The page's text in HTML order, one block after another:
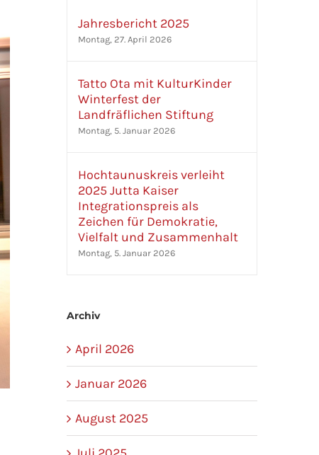
Jahresbericht 2025
Montag, 27. April 2026
Tatto Ota mit KulturKinder
Winterfest der
Landfräflichen Stiftung
Montag, 5. Januar 2026
Hochtaunuskreis verleiht
2025 Jutta Kaiser
Integrationspreis als
Zeichen für Demokratie,
Vielfalt und Zusammenhalt
Montag, 5. Januar 2026
Archiv
April 2026
Januar 2026
August 2025